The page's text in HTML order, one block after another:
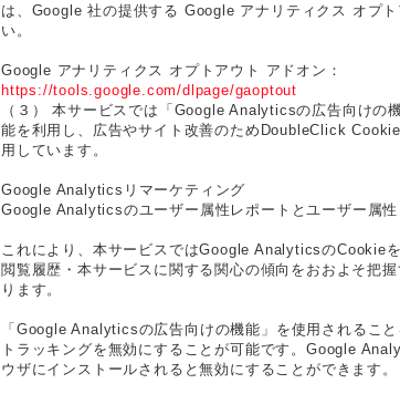
は、Google 社の提供する Google アナリティクス オプ
い。
Google アナリティクス オプトアウト アドオン：
https://tools.google.com/dlpage/gaoptout
（３） 本サービスでは「Google Analyticsの広告向けの
能を利用し、広告やサイト改善のためDoubleClick
用しています。
Google Analyticsリマーケティング
Google Analyticsのユーザー属性レポートとユーザー属
これにより、本サービスではGoogle AnalyticsのCookie
閲覧履歴・本サービスに関する関心の傾向をおおよそ把
ります。
「Google Analyticsの広告向けの機能」を使用されるこ
トラッキングを無効にすることが可能です。Google
ウザにインストールされると無効にすることができます。